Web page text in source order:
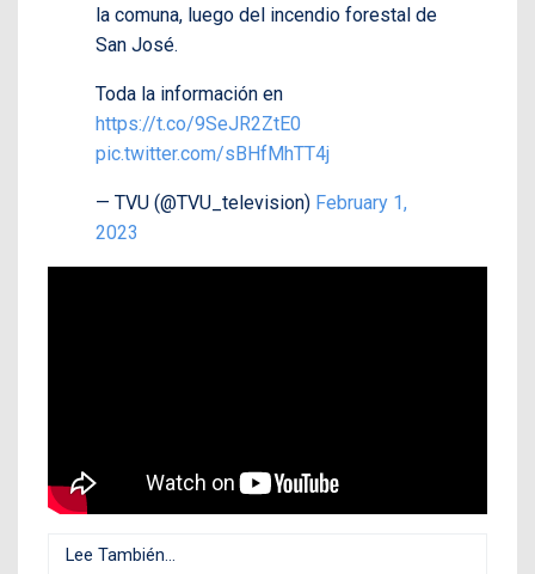
la comuna, luego del incendio forestal de
San José.
Toda la información en
https://t.co/9SeJR2ZtE0
pic.twitter.com/sBHfMhTT4j
— TVU (@TVU_television) February 1,
2023
Lee También...